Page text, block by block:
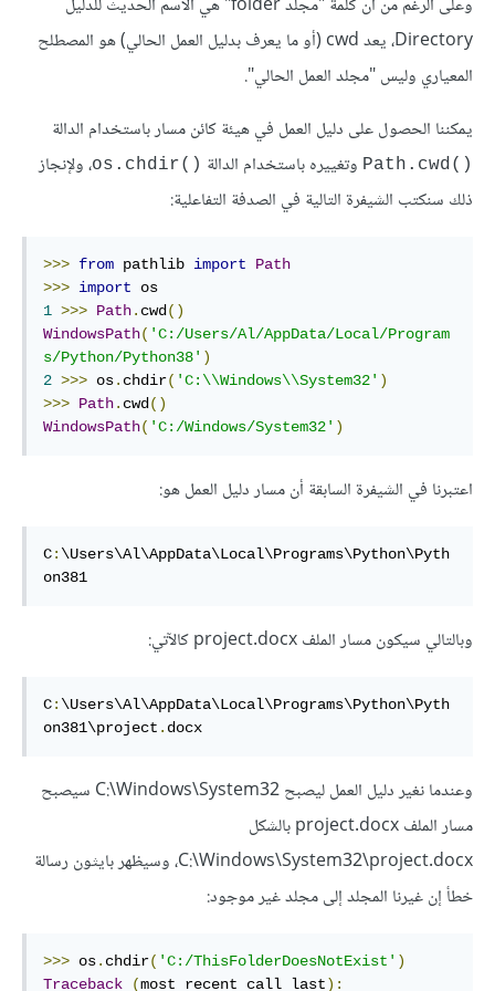
Directory، يعد cwd (أو ما يعرف بدليل العمل الحالي) هو المصطلح
المعياري وليس "مجلد العمل الحالي".
يمكننا الحصول على دليل العمل في هيئة كائن مسار باستخدام الدالة
()Path.cwd وتغييره باستخدام الدالة ()os.chdir
، ولإنجاز
ذلك سنكتب الشيفرة التالية في الصدفة التفاعلية:
>>> from pathlib import
Path
>>> import
1 >>> Path. cwd ()
WindowsPath( 'C:/Users/Al/AppData/Local/Program
s/Python/Python38' )
2 >>> os. chdir( 'C:\\Windows\\System32' )
>>> Path. cwd ()
WindowsPath( 'C:/Windows/System32' )
اعتبرنا في الشيفرة السابقة أن مسار دليل العمل هو:
C: \Users\Al\AppData\Local\Programs\Python\Pyth
on381
وبالتالي سيكون مسار الملف project.docx كالآتي:
C: \Users\Al\AppData\Local\Programs\Python\Pyth
on381\project . docx
وعندما نغير دليل العمل ليصبح C:\Windows\System32 سيصبح
مسار الملف project.docx بالشكل
C:\Windows\System32\project.docx، وسيظهر بايثون رسالة
خطأ إن غيرنا المجلد إلى مجلد غير موجود:
>>> os. chdir( 'C:/ThisFolderDoesNotExist' )
Traceback
(most recent call last):